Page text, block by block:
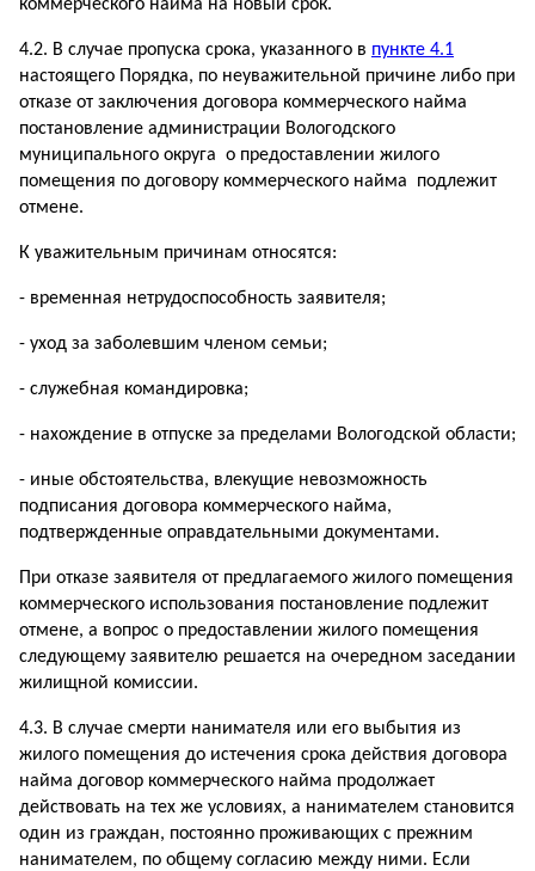
коммерческого найма на новый срок.
4.2. В случае пропуска срока, указанного в пункте 4.1
настоящего Порядка, по неуважительной причине либо при
отказе от заключения договора коммерческого найма
постановление администрации Вологодского
муниципального округа о предоставлении жилого
помещения по договору коммерческого найма подлежит
отмене.
К уважительным причинам относятся:
- временная нетрудоспособность заявителя;
- уход за заболевшим членом семьи;
- служебная командировка;
- нахождение в отпуске за пределами Вологодской области;
- иные обстоятельства, влекущие невозможность
подписания договора коммерческого найма,
подтвержденные оправдательными документами.
При отказе заявителя от предлагаемого жилого помещения
коммерческого использования постановление подлежит
отмене, а вопрос о предоставлении жилого помещения
следующему заявителю решается на очередном заседании
жилищной комиссии.
4.3. В случае смерти нанимателя или его выбытия из
жилого помещения до истечения срока действия договора
найма договор коммерческого найма продолжает
действовать на тех же условиях, а нанимателем становится
один из граждан, постоянно проживающих с прежним
нанимателем, по общему согласию между ними. Если